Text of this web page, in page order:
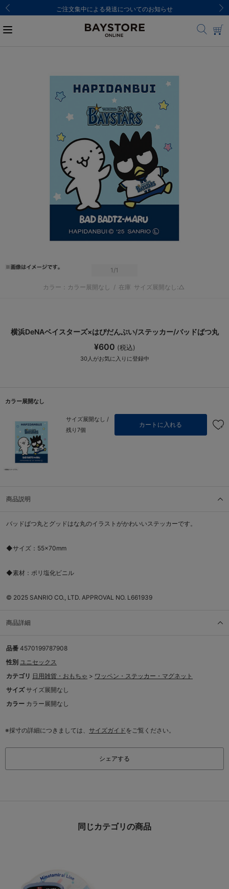
ご注文集中による発送についてのお知らせ
1 /1
カラー：カラー展開なし / 在庫 サイズ展開なし:△
横浜DeNAベイスターズ×はぴだんぶい/ステッカー/バッドばつ丸
¥600 (税込)
30 人がお気に入りに登録中
カラー展開なし
サイズ展開なし /
残り7個
カートに入れる
商品説明
バッドばつ丸とグッドはな丸のイラストがかわいいステッカーです。
◆サイズ：55×70mm
◆素材：ポリ塩化ビニル
© 2025 SANRIO CO., LTD. APPROVAL NO. L661939
商品詳細
品番 4570199787908
性別 ユニセックス
カテゴリ 日用雑貨・おもちゃ > ワッペン・ステッカー・マグネット
サイズ サイズ展開なし
カラー カラー展開なし
※採寸の詳細につきましては、 サイズガイドをご覧ください。
シェアする
同じカテゴリの商品